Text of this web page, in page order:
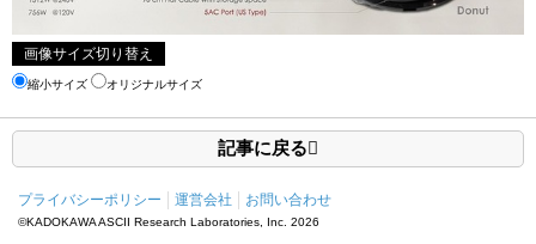
画像サイズ切り替え
縮小サイズ オリジナルサイズ
記事に戻る
プライバシーポリシー 運営会社 お問い合わせ
©KADOKAWA ASCII Research Laboratories, Inc. 2026